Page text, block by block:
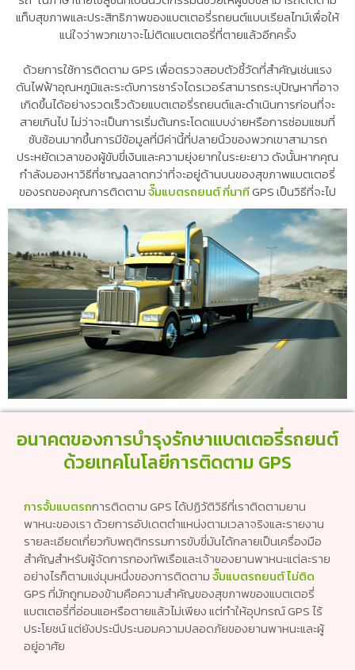
แท็บสุขภาพและประสิทธิภาพของแบตเตอรี่รถยนต์แบบเรียลไทม์เพื่อให้
แน่ใจว่าพวกเขาจะไม่ติดแบตเตอรี่ที่ตายแล้วอีกครั้ง
ด้วยการใช้การติดตาม GPS เพื่อตรวจสอบตัวชี้วัดที่สำคัญเช่นแรง
ดันไฟฟ้าอุณหภูมิและระดับการชาร์จไดรเวอร์สามารถระบุปัญหาที่อาจ
เกิดขึ้นได้อย่างรวดเร็วด้วยแบตเตอรี่รถยนต์และดำเนินการก่อนที่จะ
สายเกินไป ไม่ว่าจะเป็นการเริ่มต้นกระโดดแบบง่ายหรือการซ่อมแซมที่
ซับซ้อนมากขึ้นการมีข้อมูลที่มีค่านี้ที่ปลายนิ้วของพวกเขาสามารถ
ประหยัดเวลาของผู้ขับขี่เงินและความยุ่งยากในระยะยาว ดังนั้นหากคุณ
กำลังมองหาวิธีที่ชาญฉลาดกว่าที่จะอยู่ด้านบนของสุขภาพแบตเตอรี่
ของรถของคุณการติดตามจั๊มแบตรถยนต์ กี่นาทีGPS เป็นวิธีที่จะไป
อนาคตของการบำรุงรักษาแบตเตอรี่รถยนต์
ด้วยเทคโนโลยีการติดตาม GPS
การจั้มแบตรถการติดตาม GPS ได้ปฏิวัติวิธีที่เราติดตามยาน
พาหนะของเรา ด้วยการอัปเดตตำแหน่งตามเวลาจริงและรายงาน
รายละเอียดเกี่ยวกับพฤติกรรมการขับขี่มันได้กลายเป็นเครื่องมือ
สำคัญสำหรับผู้จัดการกองทัพเรือและเจ้าของยานพาหนะแต่ละราย
อย่างไรก็ตามแง่มุมหนึ่งของการติดตามจั๊มแบตรถยนต์ ไม่ติด
GPS ที่มักถูกมองข้ามคือความสำคัญของสุขภาพของแบตเตอรี่
แบตเตอรี่ที่อ่อนแอหรือตายแล้วไม่เพียง แต่ทำให้อุปกรณ์ GPS ไร้
ประโยชน์ แต่ยังประนีประนอมความปลอดภัยของยานพาหนะและผู้
อยู่อาศัย